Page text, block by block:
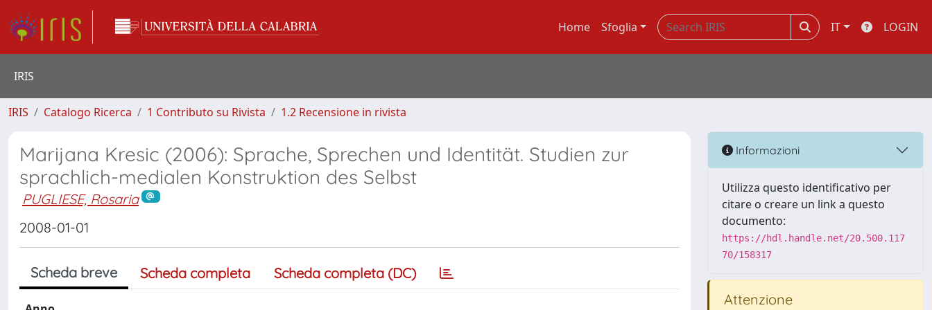
Home Sfoglia IT LOGIN
IRIS
IRIS Catalogo Ricerca 1 Contributo su Rivista 1.2 Recensione in rivista
Marijana Kresic (2006): Sprache, Sprechen und Identität. Studien zur
sprachlich-medialen Konstruktion des Selbst
PUGLIESE, Rosaria
2008-01-01
Scheda breve Scheda completa Scheda completa (DC)
Informazioni
Utilizza questo identificativo per
citare o creare un link a questo
documento:
https://hdl.handle.net/20.500.117
70/158317
Attenzione